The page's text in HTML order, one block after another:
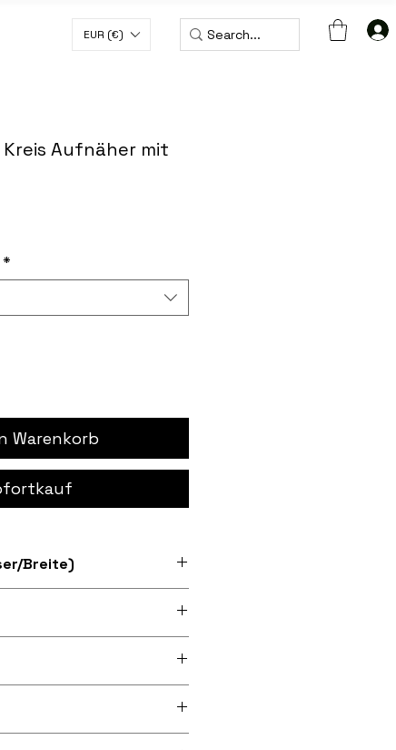
EUR (€)
Aufnäher mit
*
Warenkorb
Breite)
recyceltem Polyester)